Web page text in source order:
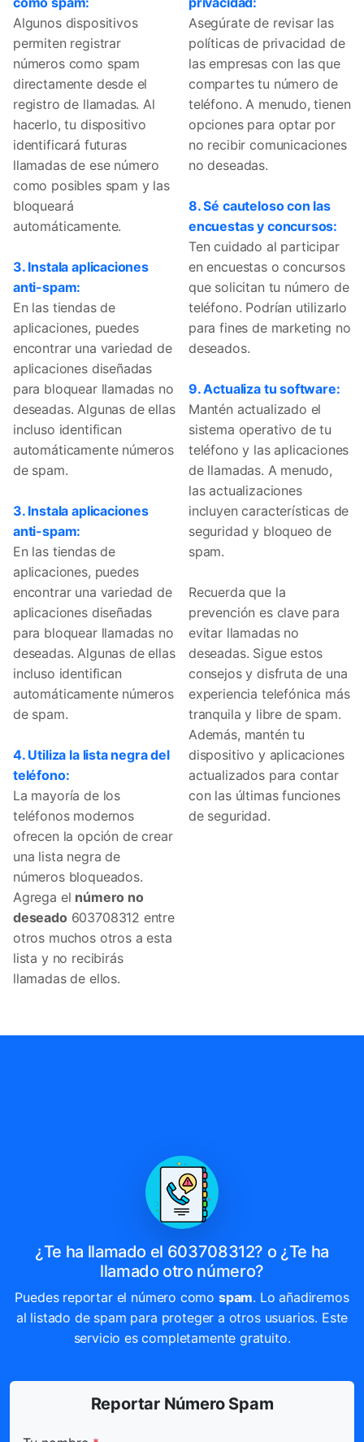
Algunos dispositivos
permiten registrar
números como spam
directamente desde el
registro de llamadas. Al
hacerlo, tu dispositivo
identificará futuras
llamadas de ese número
como posibles spam y las
bloqueará
automáticamente.
3. Instala aplicaciones
anti-spam:
En las tiendas de
aplicaciones, puedes
encontrar una variedad de
aplicaciones diseñadas
para bloquear llamadas no
deseadas. Algunas de ellas
incluso identifican
automáticamente números
de spam.
3. Instala aplicaciones
anti-spam:
En las tiendas de
aplicaciones, puedes
encontrar una variedad de
aplicaciones diseñadas
para bloquear llamadas no
deseadas. Algunas de ellas
incluso identifican
automáticamente números
de spam.
4. Utiliza la lista negra del
teléfono:
La mayoría de los
teléfonos modernos
ofrecen la opción de crear
una lista negra de
números bloqueados.
Agrega el número no
deseado 603708312 entre
otros muchos otros a esta
lista y no recibirás
llamadas de ellos.
Asegúrate de revisar las
políticas de privacidad de
las empresas con las que
compartes tu número de
teléfono. A menudo, tienen
opciones para optar por
no recibir comunicaciones
no deseadas.
8. Sé cauteloso con las
encuestas y concursos:
Ten cuidado al participar
en encuestas o concursos
que solicitan tu número de
teléfono. Podrían utilizarlo
para fines de marketing no
deseados.
9. Actualiza tu software:
Mantén actualizado el
sistema operativo de tu
teléfono y las aplicaciones
de llamadas. A menudo,
las actualizaciones
incluyen características de
seguridad y bloqueo de
spam.
Recuerda que la
prevención es clave para
evitar llamadas no
deseadas. Sigue estos
consejos y disfruta de una
experiencia telefónica más
tranquila y libre de spam.
Además, mantén tu
dispositivo y aplicaciones
actualizados para contar
con las últimas funciones
de seguridad.
¿Te ha llamado el 603708312? o ¿Te ha
llamado otro número?
Puedes reportar el número como spam. Lo añadiremos
al listado de spam para proteger a otros usuarios. Este
servicio es completamente gratuito.
Reportar Número Spam